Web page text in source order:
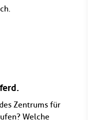
Zentrums für
Welche